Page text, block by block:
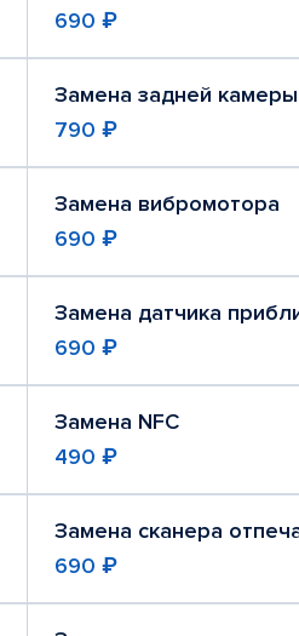
690 ₽
Замена задней камеры
790 ₽
Замена вибромотора
690 ₽
Замена датчика
690 ₽
Замена NFC
490 ₽
Замена сканера
690 ₽